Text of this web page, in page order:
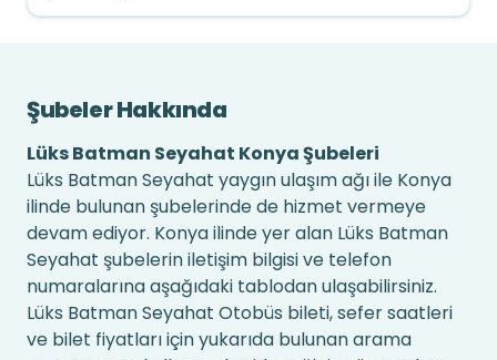
Şubeler Hakkında
Lüks Batman Seyahat Konya Şubeleri
Lüks Batman Seyahat yaygın ulaşım ağı ile Konya
ilinde bulunan şubelerinde de hizmet vermeye
devam ediyor. Konya ilinde yer alan Lüks Batman
Seyahat şubelerin iletişim bilgisi ve telefon
numaralarına aşağıdaki tablodan ulaşabilirsiniz.
Lüks Batman Seyahat Otobüs bileti, sefer saatleri
ve bilet fiyatları için yukarıda bulunan arama